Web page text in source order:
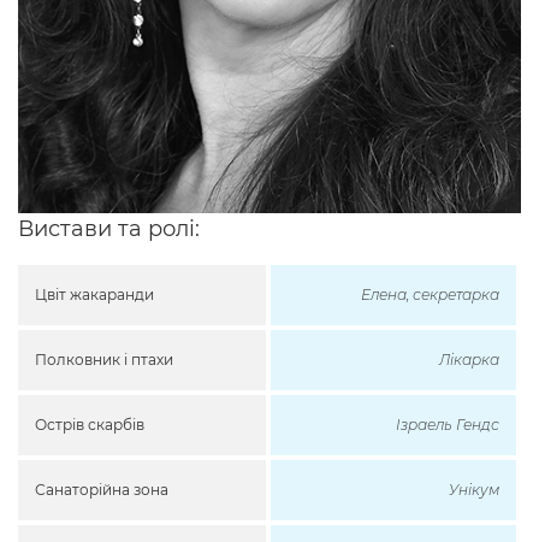
Вистави та ролі:
Цвіт жакаранди Елена, секретарка
Полковник і птахи Лікарка
Острів скарбів Ізраель Гендс
Санаторійна зона Унікум